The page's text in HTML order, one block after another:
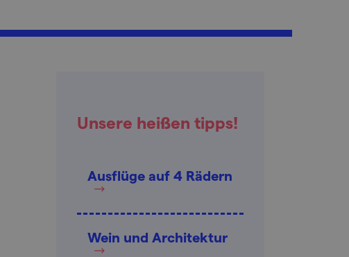
Unsere heißen tipps!
Ausflüge auf 4 Rädern
Wein und Architektur